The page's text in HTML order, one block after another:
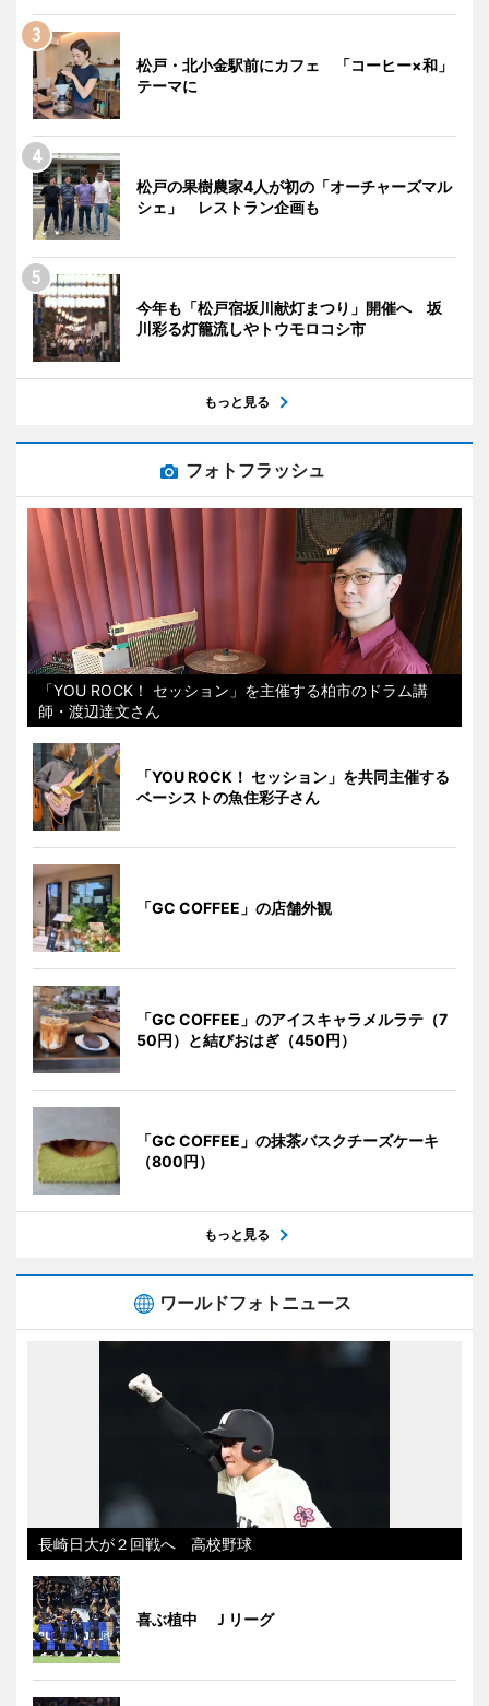
松戸・北小金駅前にカフェ 「コーヒー×和」
テーマに
松戸の果樹農家4人が初の「オーチャーズマル
シェ」 レストラン企画も
今年も「松戸宿坂川献灯まつり」開催へ 坂
川彩る灯籠流しやトウモロコシ市
もっと見る
フォトフラッシュ
「YOU ROCK！ セッション」を主催する柏市のドラム講
師・渡辺達文さん
「YOU ROCK！ セッション」を共同主催する
ベーシストの魚住彩子さん
「GC COFFEE」の店舗外観
「GC COFFEE」のアイスキャラメルラテ（7
50円）と結びおはぎ（450円）
「GC COFFEE」の抹茶バスクチーズケーキ
（800円）
もっと見る
ワールドフォトニュース
長崎日大が２回戦へ 高校野球
喜ぶ植中 Ｊリーグ